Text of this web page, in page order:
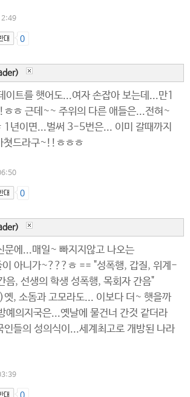
0
이트를 햇어도...여자 손잡아 보는데...만1
ㅎ 근데~~ 주위의 다른 애들은...전혀~
년이면...벌써 3-5번은... 이미 갈때까지
쳣드라구~!!ㅎㅎㅎ
0
에...매일~ 빠지지않고 나오는
아니가~???ㅎ == "성폭행, 갑질, 위계-
음, 선생의 학생 성폭행, 목회자 간음"
, 소돔과 고모라도... 이보다 더~ 햇을까
의지국은...옛날에 물건너 간것 같더라
들의 성의식이...세계최고로 개방된 나라